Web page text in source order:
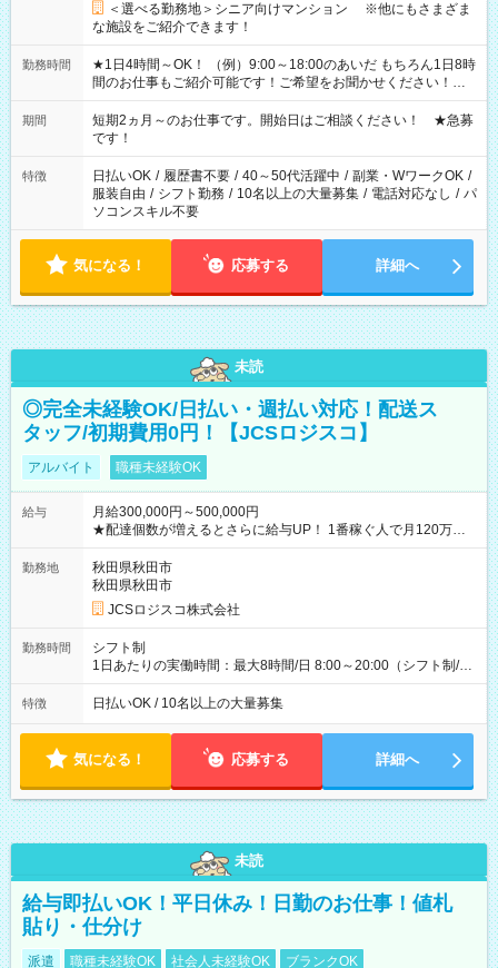
＜選べる勤務地＞シニア向けマンション ※他にもさまざま
な施設をご紹介できます！
勤務時間
★1日4時間～OK！ （例）9:00～18:00のあいだ もちろん1日8時
間のお仕事もご紹介可能です！ご希望をお聞かせください！★
家庭の都合でお休みが必要な場合も遠慮なくご相談ください。
※週最低15時間以上の勤務が必要です
期間
短期2ヵ月～のお仕事です。開始日はご相談ください！ ★急募
です！
特徴 日払いOK / 履歴書不要 / 40～50代活躍中 / 副業・WワークOK /
服装自由 / シフト勤務 / 10名以上の大量募集 / 電話対応なし / パ
ソコンスキル不要
気になる！ 応募する 詳細へ
未読
◎完全未経験OK/日払い・週払い対応！配送ス
タッフ/初期費用0円！【JCSロジスコ】
アルバイト 職種未経験OK
給与
月給300,000円～500,000円
★配達個数が増えるとさらに給与UP！ 1番稼ぐ人で月120万ほ
ど！ ・主要都市エリア 月収55万円／週5日稼働 月収65万~112
万円／週6日稼働 ・地方郊外エリア 月収40万円／週5日稼働 月
収40万円~50万円／週6日稼働 ＜モデルイメージ＞ ■月収50万
円 (27歳男性/江東区在住)※元建築関係 1日150個配達×25日勤務
(日休み) ■月収80万円(43歳男性/墨田区在住)※元営業 1日200個
勤務地
秋田県秋田市
秋田県秋田市
JCSロジスコ株式会社
勤務時間
シフト制
1日あたりの実働時間：最大8時間/日 8:00～20:00（シフト制/実
働8時間） ※週5日勤務（場所次第では週4も有り） ※配達状況
によって時間外での勤務可能性有り ※案件により多少の前後あ
特徴 日払いOK / 10名以上の大量募集
気になる！ 応募する 詳細へ
未読
給与即払いOK！平日休み！日勤のお仕事！値札
貼り・仕分け
派遣 職種未経験OK 社会人未経験OK ブランクOK